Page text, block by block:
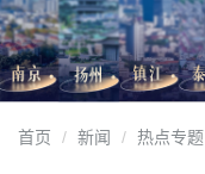
首页 新闻 热点专题